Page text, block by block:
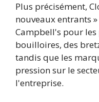
Plus précisément,
nouveaux entrants
Campbell's pour
bouilloires, des
tandis que les
pression sur le
l'entreprise.